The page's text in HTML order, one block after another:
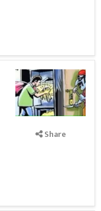
Share